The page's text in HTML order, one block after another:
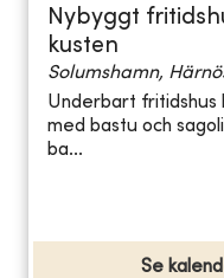
Nybyggt
kusten
Solumshamn,
Underbart fritidshus
med bastu och
ba...
Se